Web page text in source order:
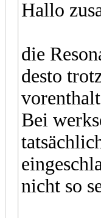
Hallo
die
desto
Bei
nicht so